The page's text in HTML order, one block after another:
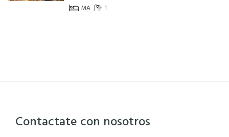
MA 1
Contactate con nosotros